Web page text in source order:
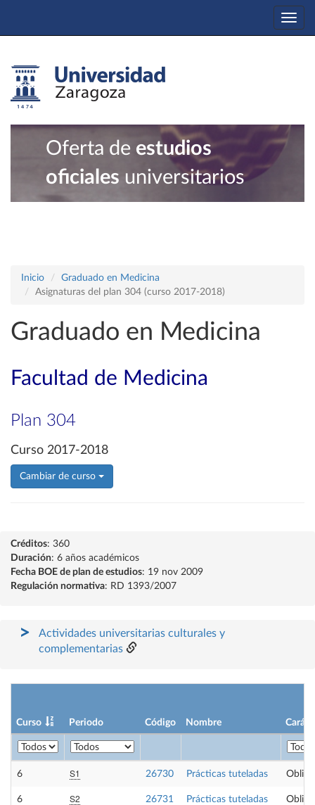
Oferta de estudios
oficiales universitarios
Inicio
Graduado en Medicina
Asignaturas del plan 304 (curso 2017-2018)
Graduado en Medicina
Facultad de Medicina
Plan 304
Curso 2017-2018
Cambiar de curso
Créditos: 360
Duración: 6 años académicos
Fecha BOE de plan de estudios: 19 nov 2009
Regulación normativa: RD 1393/2007
Actividades universitarias culturales y
complementarias
Curso Periodo Código Nombre
6 S1 26730 Prácticas tuteladas
6 S2 26731 Prácticas tuteladas